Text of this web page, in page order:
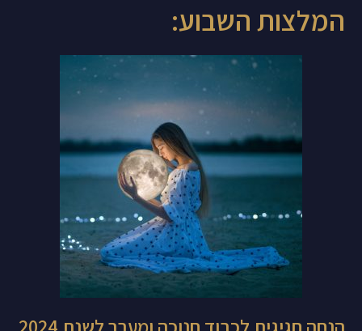
המלצות השבוע: